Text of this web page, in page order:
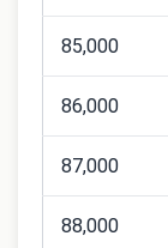
85,000
86,000
87,000
88,000